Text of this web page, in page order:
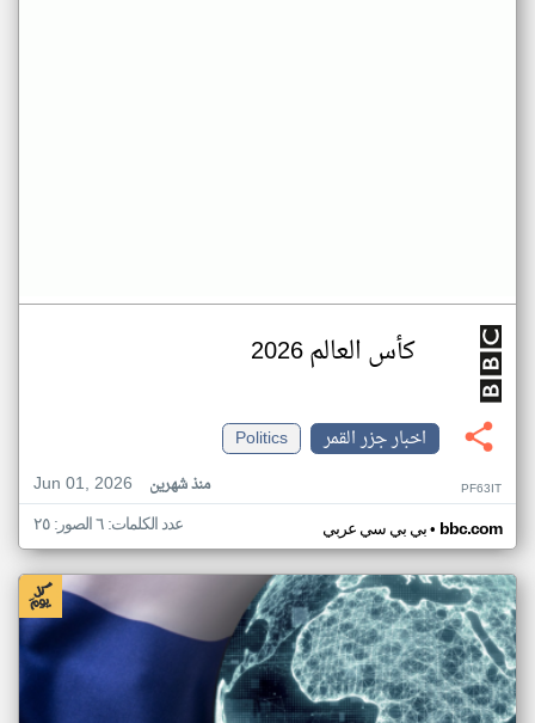
كأس العالم 2026
اخبار جزر القمر
Politics
Jun 01, 2026
منذ شهرين PF63IT
بي بي سي عربي• bbc.com عدد الكلمات: ٦ الصور: ٢٥